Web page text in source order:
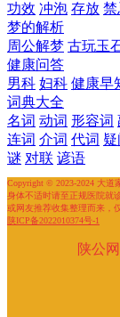
功效 冲泡 存放 禁
梦的解析
周公解梦 古玩玉
健康问答
男科 妇科 健康早
词典大全
名词 动词 形容词
连词 介词 代词 疑
谜 对联 谚语
Copyright © 2023-2024 大道
身体不适时请至正规医院就
或网友推荐收集整理而来，
陕ICP备2022010374号-1
陕公